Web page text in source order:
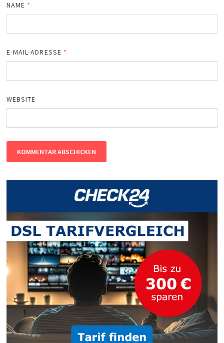
NAME *
E-MAIL-ADRESSE *
WEBSITE